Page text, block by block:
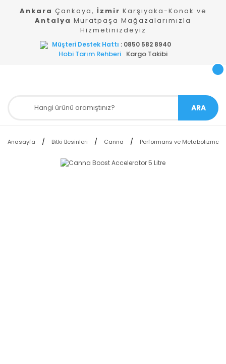
Ankara Çankaya, İzmir Karşıyaka-Konak ve
Antalya Muratpaşa Mağazalarımızla
Hizmetinizdeyiz
Müşteri Destek Hattı : 0850 582 8940
Hobi Tarım Rehberi Kargo Takibi
ARA
Anasayfa Bitki Besinleri Canna Performans ve Metabolizma